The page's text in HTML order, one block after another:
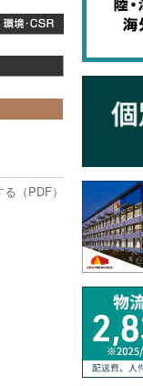
（PDF）